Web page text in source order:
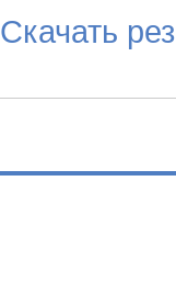
Скачать